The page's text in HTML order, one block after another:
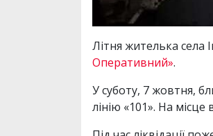
Літня жителька села
Оперативний».
У суботу, 7 жовтня,
лінію «101». На